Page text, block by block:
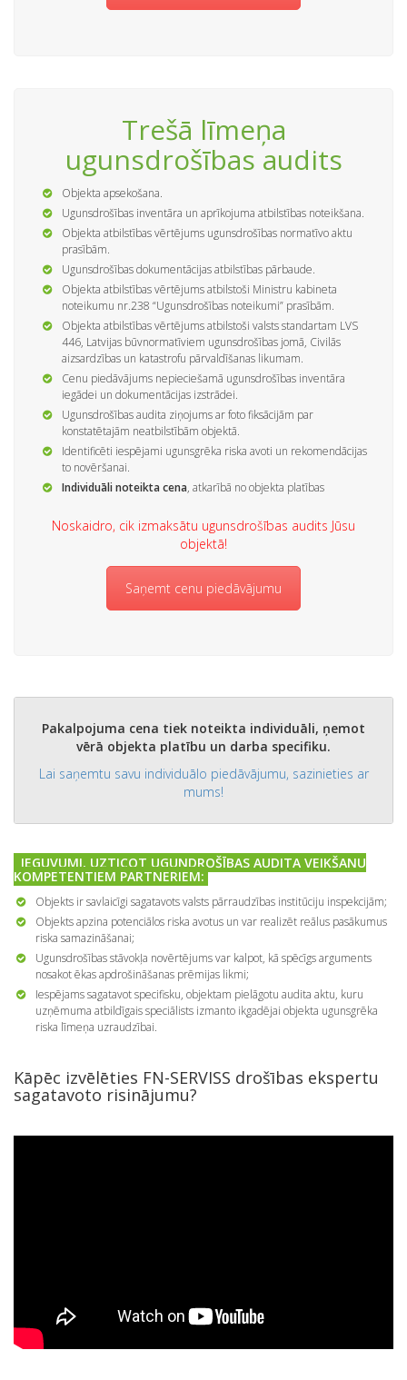
Trešā līmeņa
ugunsdrošības audits
Objekta apsekošana.
Ugunsdrošības inventāra un aprīkojuma atbilstības noteikšana.
Objekta atbilstības vērtējums ugunsdrošības normatīvo aktu
prasībām.
Ugunsdrošības dokumentācijas atbilstības pārbaude.
Objekta atbilstības vērtējums atbilstoši Ministru kabineta
noteikumu nr.238 “Ugunsdrošības noteikumi” prasībām.
Objekta atbilstības vērtējums atbilstoši valsts standartam LVS
446, Latvijas būvnormatīviem ugunsdrošības jomā, Civilās
aizsardzības un katastrofu pārvaldīšanas likumam.
Cenu piedāvājums nepieciešamā ugunsdrošības inventāra
iegādei un dokumentācijas izstrādei.
Ugunsdrošības audita ziņojums ar foto fiksācijām par
konstatētajām neatbilstībām objektā.
Identificēti iespējami ugunsgrēka riska avoti un rekomendācijas
to novēršanai.
Individuāli noteikta cena, atkarībā no objekta platības
Noskaidro, cik izmaksātu ugunsdrošības audits Jūsu
objektā!
Saņemt cenu piedāvājumu
Pakalpojuma cena tiek noteikta individuāli, ņemot
vērā objekta platību un darba specifiku.
Lai saņemtu savu individuālo piedāvājumu, sazinieties ar
mums!
IEGUVUMI, UZTICOT UGUNDROŠĪBAS AUDITA VEIKŠANU
KOMPETENTIEM PARTNERIEM:
Objekts ir savlaicīgi sagatavots valsts pārraudzības institūciju inspekcijām;
Objekts apzina potenciālos riska avotus un var realizēt reālus pasākumus
riska samazināšanai;
Ugunsdrošības stāvokļa novērtējums var kalpot, kā spēcīgs arguments
nosakot ēkas apdrošināšanas prēmijas likmi;
Iespējams sagatavot specifisku, objektam pielāgotu audita aktu, kuru
uzņēmuma atbildīgais speciālists izmanto ikgadējai objekta ugunsgrēka
riska līmeņa uzraudzībai.
Kāpēc izvēlēties FN-SERVISS drošības ekspertu
sagatavoto risinājumu?